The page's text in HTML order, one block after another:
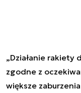
„Działanie rakiety
zgodne z
większe